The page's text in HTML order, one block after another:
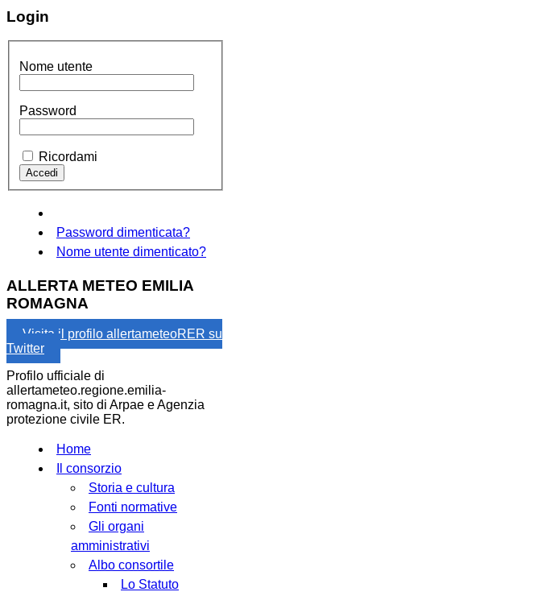
Login
Nome utente
Password
Ricordami
Password dimenticata?
Nome utente dimenticato?
ALLERTA METEO EMILIA
ROMAGNA
Visita il profilo allertameteoRER su
Twitter
Profilo ufficiale di
allertameteo.regione.emilia-
romagna.it, sito di Arpae e Agenzia
protezione civile ER.
Home
Il consorzio
Storia e cultura
Fonti normative
Gli organi
amministrativi
Albo consortile
Lo Statuto